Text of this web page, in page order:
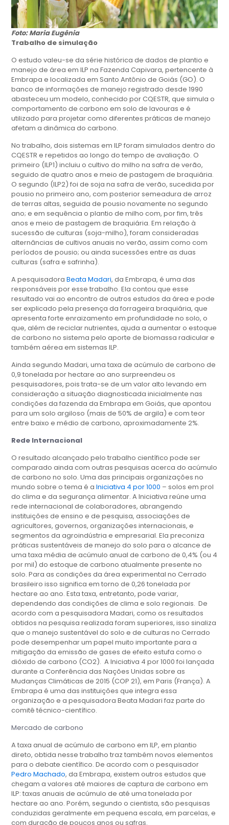
Foto: Maria Eugênia
Trabalho de simulação
O estudo valeu-se da série histórica de dados de plantio e
manejo de área em ILP na Fazenda Capivara, pertencente à
Embrapa e localizada em Santo Antônio de Goiás (GO). O
banco de informações de manejo registrado desde 1990
abasteceu um modelo, conhecido por CQESTR, que simula o
comportamento de carbono em solo de lavouras e é
utilizado para projetar como diferentes práticas de manejo
afetam a dinâmica do carbono.
No trabalho, dois sistemas em ILP foram simulados dentro do
CQESTR e repetidos ao longo do tempo de avaliação. O
primeiro (ILP1) incluiu o cultivo do milho na safra de verão,
seguido de quatro anos e meio de pastagem de braquiária.
O segundo (ILP2) foi de soja na safra de verão, sucedida por
pousio no primeiro ano, com posterior semeadura de arroz
de terras altas, seguida de pousio novamente no segundo
ano; e em sequência o plantio de milho com, por fim, três
anos e meio de pastagem de braquiária. Em relação à
sucessão de culturas (soja-milho), foram consideradas
alternâncias de cultivos anuais no verão, assim como com
períodos de pousio; ou ainda sucessões entre as duas
culturas (safra e safrinha).
A pesquisadoraBeata Madari, da Embrapa, é uma das
responsáveis por esse trabalho. Ela contou que esse
resultado vai ao encontro de outros estudos da área e pode
ser explicado pela presença da forrageira braquiária, que
apresenta forte enraizamento em profundidade no solo, o
que, além de reciclar nutrientes, ajuda a aumentar o estoque
de carbono no sistema pelo aporte de biomassa radicular e
também aérea em sistemas ILP.
Ainda segundo Madari, uma taxa de acúmulo de carbono de
0,9 tonelada por hectare ao ano surpreendeu os
pesquisadores, pois trata-se de um valor alto levando em
consideração a situação diagnosticada inicialmente nas
condições da fazenda da Embrapa em Goiás, que apontou
para um solo argiloso (mais de 50% de argila) e com teor
entre baixo e médio de carbono, aproximadamente 2%.
Rede Internacional
O resultado alcançado pelo trabalho científico pode ser
comparado ainda com outras pesquisas acerca do acúmulo
de carbono no solo. Uma das principais organizações no
mundo sobre o tema é aIniciativa 4 por 1000 – solos em prol
do clima e da segurança alimentar. A Iniciativa reúne uma
rede internacional de colaboradores, abrangendo
instituições de ensino e de pesquisa, associações de
agricultores, governos, organizações internacionais, e
segmentos da agroindústria e empresarial. Ela preconiza
práticas sustentáveis de manejo do solo para o alcance de
uma taxa média de acúmulo anual de carbono de 0,4% (ou 4
por mil) do estoque de carbono atualmente presente no
solo. Para as condições da área experimental no Cerrado
brasileiro isso significa em torno de 0,26 tonelada por
hectare ao ano. Esta taxa, entretanto, pode variar,
dependendo das condições de clima e solo regionais. De
acordo com a pesquisadora Madari, como os resultados
obtidos na pesquisa realizada foram superiores, isso sinaliza
que o manejo sustentável do solo e de culturas no Cerrado
pode desempenhar um papel muito importante para a
mitigação da emissão de gases de efeito estufa como o
dióxido de carbono (CO2). A Iniciativa 4 por 1000 foi lançada
durante a Conferência das Nações Unidas sobre as
Mudanças Climáticas de 2015 (COP 21), em Paris (França). A
Embrapa é uma das instituições que integra essa
organização e a pesquisadora Beata Madari faz parte do
comitê técnico-científico.
Mercado de carbono
A taxa anual de acúmulo de carbono em ILP, em plantio
direto, obtida nesse trabalho traz também novos elementos
para o debate científico. De acordo com o pesquisador
Pedro Machado, da Embrapa, existem outros estudos que
chegam a valores até maiores de captura de carbono em
ILP: taxas anuais de acúmulo de até uma tonelada por
hectare ao ano. Porém, segundo o cientista, são pesquisas
conduzidas geralmente em pequena escala, em parcelas, e
com duração de poucos anos ou safras.